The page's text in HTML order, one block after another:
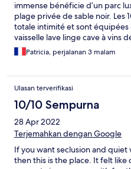
immense bénéficie d’un parc
plage privée de sable noir. Les
totale intimité et sont
vaisselle lave linge cave à vins
repasser…. une hôtesse
ménage petit déjeuner dans la
plein air. Bémol : extrêmement
(800€ minimum par nuit et
hors boisson … également
de la propriété n’était-ce Spa et
Patricia, perjalanan 3 malam
Ulasan terverifikasi
10/10 Sempurna
28 Apr 2022
Terjemahkan dengan Google
If you want seclusion and
then this is the place. It felt